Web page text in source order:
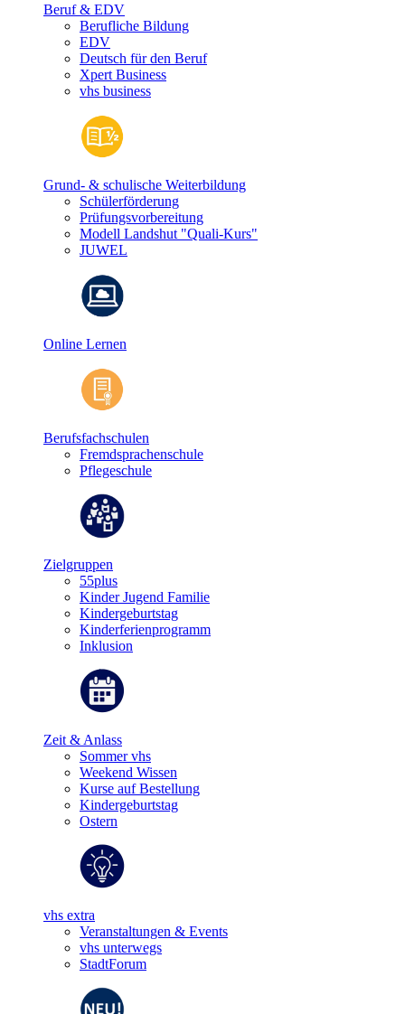
Beruf & EDV
Berufliche Bildung
EDV
Deutsch für den Beruf
Xpert Business
vhs business
Grund- & schulische Weiterbildung
Schülerförderung
Prüfungsvorbereitung
Modell Landshut "Quali-Kurs"
JUWEL
Online Lernen
Berufsfachschulen
Fremdsprachenschule
Pflegeschule
Zielgruppen
55plus
Kinder Jugend Familie
Kindergeburtstag
Kinderferienprogramm
Inklusion
Zeit & Anlass
Sommer vhs
Weekend Wissen
Kurse auf Bestellung
Kindergeburtstag
Ostern
vhs extra
Veranstaltungen & Events
vhs unterwegs
StadtForum